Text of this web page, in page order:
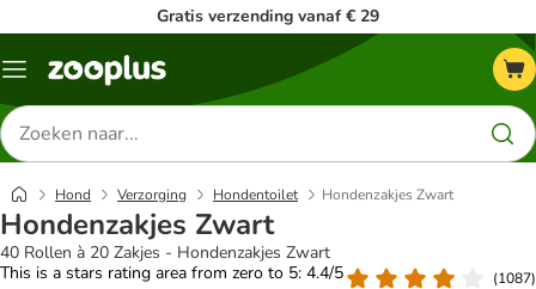
Gratis verzending vanaf € 29
Menu
Zoeken
naar
producten
Hond Verzorging Hondentoilet Hondenzakjes Zwart
Hondenzakjes Zwart
40 Rollen à 20 Zakjes - Hondenzakjes Zwart
This is a stars rating area from zero to 5: 4.4/5
(1087)